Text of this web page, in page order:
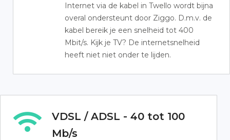
Internet via de kabel in Twello wordt bijna
overal ondersteunt door Ziggo. D.m.v. de
kabel bereik je een snelheid tot 400
Mbit/s. Kijk je TV? De internetsnelheid
heeft niet niet onder te lijden.
VDSL / ADSL - 40 tot 100
Mb/s